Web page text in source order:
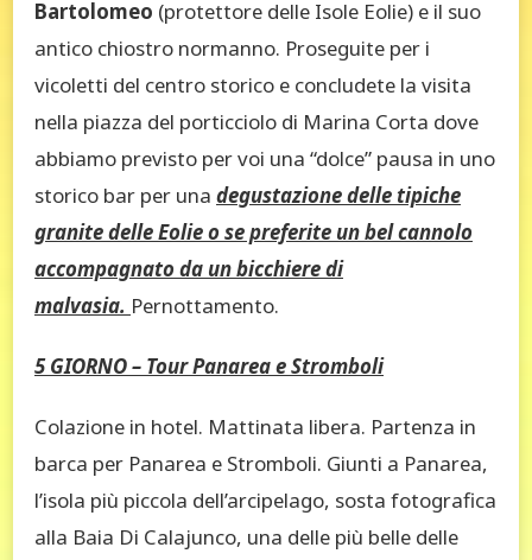
Bartolomeo (protettore delle Isole Eolie) e il suo
antico chiostro normanno. Proseguite per i
vicoletti del centro storico e concludete la visita
nella piazza del porticciolo di Marina Corta dove
abbiamo previsto per voi una “dolce” pausa in uno
storico bar per una degustazione delle tipiche
granite delle Eolie o se preferite un bel cannolo
accompagnato da un bicchiere di
malvasia. Pernottamento.
5 GIORNO – Tour Panarea e Stromboli
Colazione in hotel. Mattinata libera. Partenza in
barca per Panarea e Stromboli. Giunti a Panarea,
l’isola più piccola dell’arcipelago, sosta fotografica
alla Baia Di Calajunco, una delle più belle delle